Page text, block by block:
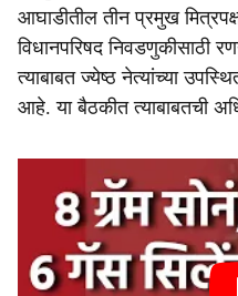
आघाडीतील तीन प्रमुख
विधानपरिषद निवडणुकीसाठी
त्याबाबत ज्येष्ठ नेत्यांच्या
आहे. या बैठकीत त्याबाबतची